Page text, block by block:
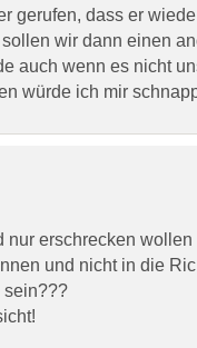
gerufen, dass er
wir dann einen
auch wenn es nicht
würde ich mir
nur erschrecken wollen
und nicht in die
sein???